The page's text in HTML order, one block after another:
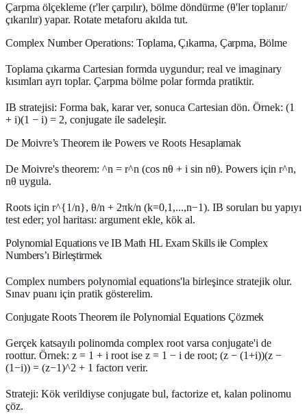
Çarpma ölçekleme (r'ler çarpılır), bölme döndürme (θ'ler toplanır/
çıkarılır) yapar. Rotate metaforu akılda tut.
Complex Number Operations: Toplama, Çıkarma, Çarpma, Bölme
Toplama çıkarma Cartesian formda uygundur; real ve imaginary
kısımları ayrı toplar. Çarpma bölme polar formda pratiktir.
IB stratejisi: Forma bak, karar ver, sonuca Cartesian dön. Örnek: (1
+ i)(1 − i) = 2, conjugate ile sadeleşir.
De Moivre’s Theorem ile Powers ve Roots Hesaplamak
De Moivre's theorem: ^n = r^n (cos nθ + i sin nθ). Powers için r^n,
nθ uygula.
Roots için r^{1/n}, θ/n + 2πk/n (k=0,1,...,n−1). IB soruları bu yapıyı
test eder; yol haritası: argument ekle, kök al.
Polynomial Equations ve IB Math HL Exam Skills ile Complex
Numbers’ı Birleştirmek
Complex numbers polynomial equations'la birleşince stratejik olur.
Sınav puanı için pratik gösterelim.
Conjugate Roots Theorem ile Polynomial Equations Çözmek
Gerçek katsayılı polinomda complex root varsa conjugate'i de
roottur. Örnek: z = 1 + i root ise z = 1 − i de root; (z − (1+i))(z −
(1−i)) = (z−1)^2 + 1 factorı verir.
Strateji: Kök verildiyse conjugate bul, factorize et, kalan polinomu
çöz.